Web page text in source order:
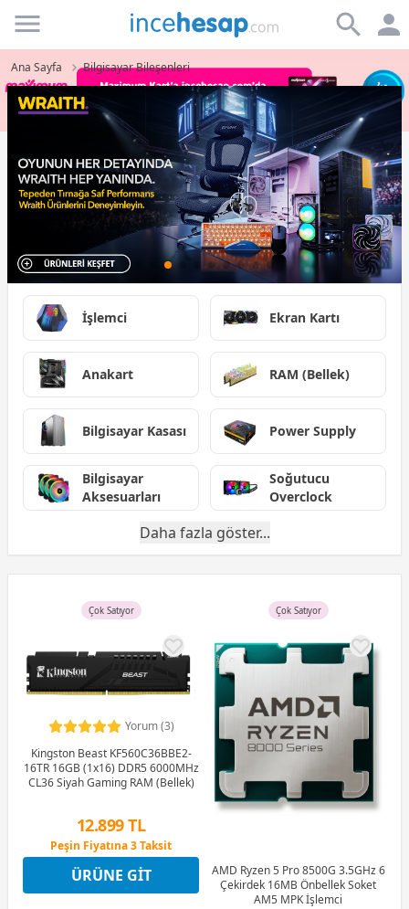
Incehesap
Ana Sayfa Bilgisayar Bileşenleri
İşlemci Ekran Kartı
Anakart RAM (Bellek)
Bilgisayar Kasası Power Supply
Bilgisayar
Aksesuarları
Soğutucu
Overclock
Daha fazla göster...
Çok Satıyor
Yorum (3)
Kingston Beast KF560C36BBE2-
16TR 16GB (1x16) DDR5 6000MHz
CL36 Siyah Gaming RAM (Bellek)
12.899 TL
Peşin Fiyatına 3 Taksit
12 Ay x 1.517 TL taksitle
Peşin Fiyatına 3 Taksit
ÜRÜNE GIT
Çok Satıyor
AMD Ryzen 5 Pro 8500G 3.5GHz 6
Çekirdek 16MB Önbellek Soket
AM5 MPK İşlemci